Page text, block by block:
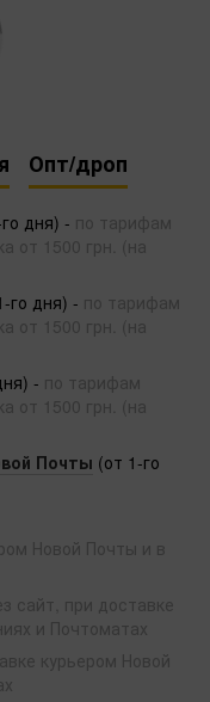
Опт/дроп
дня) - по тарифам
от 1500 грн. (на
го дня) - по тарифам
от 1500 грн. (на
- по тарифам
от 1500 грн. (на
Почты (от 1-го
Новой Почты и в
сайт, при доставке
и Почтоматах
курьером Новой